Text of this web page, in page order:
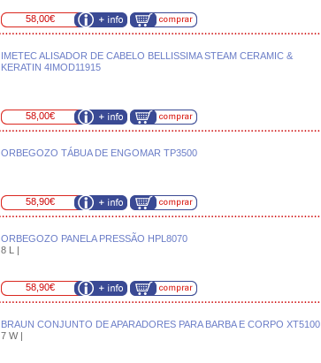
58,00€
IMETEC ALISADOR DE CABELO BELLISSIMA STEAM CERAMIC &
KERATIN 4IMOD11915
58,00€
ORBEGOZO TÁBUA DE ENGOMAR TP3500
58,90€
ORBEGOZO PANELA PRESSÃO HPL8070
8 L |
58,90€
BRAUN CONJUNTO DE APARADORES PARA BARBA E CORPO XT5100
7 W |